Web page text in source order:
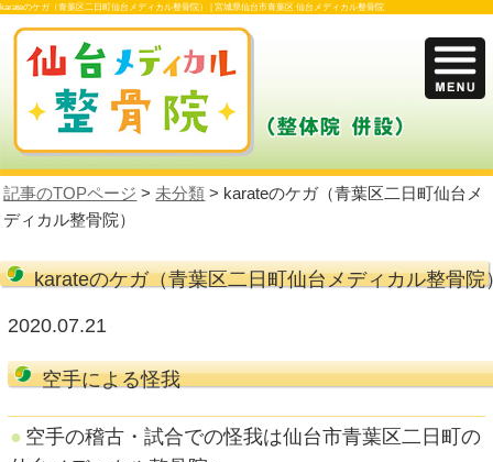
karateのケガ（青葉区二日町仙台メディカル整骨院） |宮城県仙台市青葉区 仙台メデ
記事のTOPページ>未分類> karateのケガ（
ディカル整骨院）